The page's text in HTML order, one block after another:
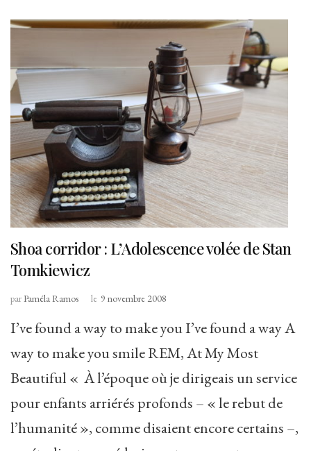
Shoa corridor : L’Adolescence volée de Stan
Tomkiewicz
parPaméla Ramos le 9 novembre 2008
I’ve found a way to make you I’ve found a way A
way to make you smile REM, At My Most
Beautiful « À l’époque où je dirigeais un service
pour enfants arriérés profonds – « le rebut de
l’humanité », comme disaient encore certains –,